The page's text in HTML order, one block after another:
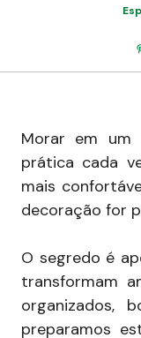
Morar em um
prática cada
mais
decoração for
O segredo é
transformam
organizados,
preparamos